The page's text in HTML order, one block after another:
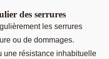
des serrures
les serrures
ou de dommages.
une résistance inhabituelle